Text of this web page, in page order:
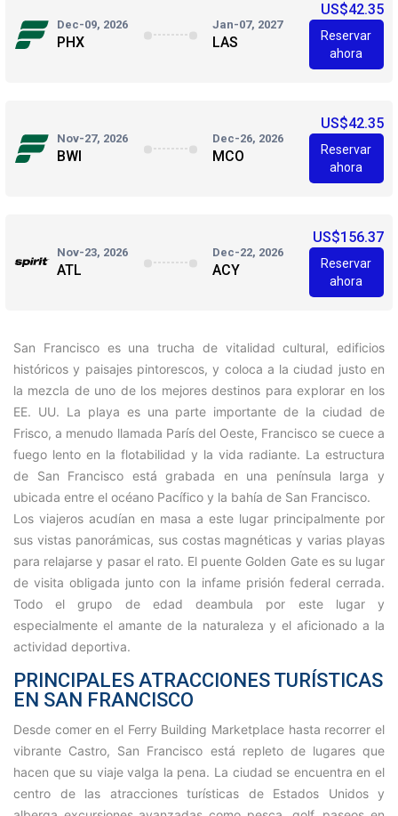
Dec-09, 2026
PHX
Jan-07, 2027
LAS
US$42.35
Reservar
ahora
Nov-27, 2026
BWI
Dec-26, 2026
MCO
US$42.35
Reservar
ahora
Nov-23, 2026
ATL
Dec-22, 2026
ACY
US$156.37
Reservar
ahora
San Francisco es una trucha de vitalidad cultural, edificios
históricos y paisajes pintorescos, y coloca a la ciudad justo en
la mezcla de uno de los mejores destinos para explorar en los
EE. UU. La playa es una parte importante de la ciudad de
Frisco, a menudo llamada París del Oeste, Francisco se cuece a
fuego lento en la flotabilidad y la vida radiante. La estructura
de San Francisco está grabada en una península larga y
ubicada entre el océano Pacífico y la bahía de San Francisco.
Los viajeros acudían en masa a este lugar principalmente por
sus vistas panorámicas, sus costas magnéticas y varias playas
para relajarse y pasar el rato. El puente Golden Gate es su lugar
de visita obligada junto con la infame prisión federal cerrada.
Todo el grupo de edad deambula por este lugar y
especialmente el amante de la naturaleza y el aficionado a la
actividad deportiva.
PRINCIPALES ATRACCIONES TURÍSTICAS
EN SAN FRANCISCO
Desde comer en el Ferry Building Marketplace hasta recorrer el
vibrante Castro, San Francisco está repleto de lugares que
hacen que su viaje valga la pena. La ciudad se encuentra en el
centro de las atracciones turísticas de Estados Unidos y